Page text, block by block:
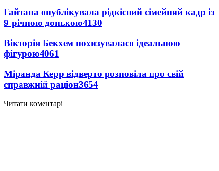
Гайтана опублікувала рідкісний сімейний кадр із
9-річною донькою4130
Вікторія Бекхем похизувалася ідеальною
фігурою4061
Міранда Керр відверто розповіла про свій
справжній раціон3654
Читати коментарі